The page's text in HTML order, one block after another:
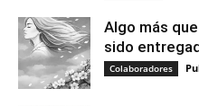
Algo más
sido
Colaboradores